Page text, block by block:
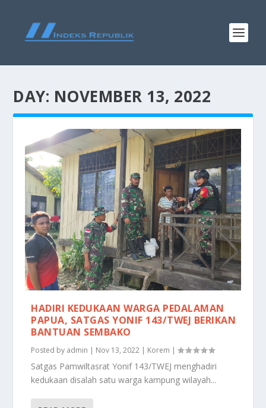
DAY: NOVEMBER 13, 2022
HADIRI KEDUKAAN WARGA PEDALAMAN
PAPUA, SATGAS YONIF 143/TWEJ BERIKAN
BANTUAN SEMBAKO
Posted by admin | Nov 13, 2022 | Korem |
Satgas Pamwiltasrat Yonif 143/TWEJ menghadiri
kedukaan disalah satu warga kampung wilayah...